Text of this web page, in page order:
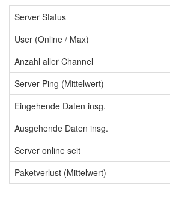
Server Status
User (Online / Max)
Anzahl aller Channel
Server Ping (Mittelwert)
Eingehende Daten insg.
Ausgehende Daten insg.
Server online seit
Paketverlust (Mittelwert)